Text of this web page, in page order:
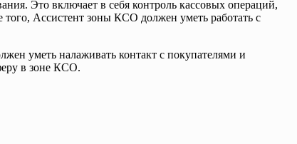
Это включает в себя контроль кассовых операций,
Ассистент зоны КСО должен уметь работать с
уметь налаживать контакт с покупателями и
в зоне КСО.